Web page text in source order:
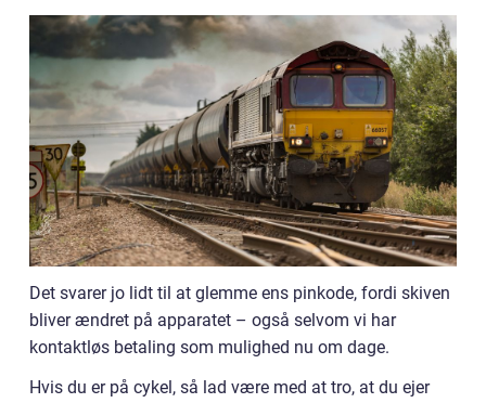
Det svarer jo lidt til at glemme ens pinkode, fordi skiven
bliver ændret på apparatet – også selvom vi har
kontaktløs betaling som mulighed nu om dage.
Hvis du er på cykel, så lad være med at tro, at du ejer